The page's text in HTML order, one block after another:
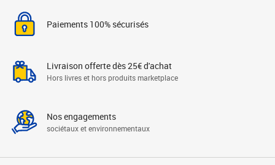
Paiements 100% sécurisés
Livraison offerte dès 25€ d'achat
Hors livres et hors produits marketplace
Nos engagements
sociétaux et environnementaux